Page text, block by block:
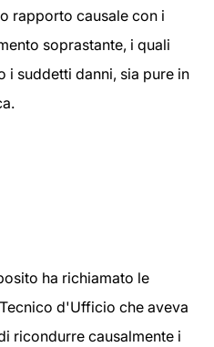
rapporto causale con i
soprastante, i quali
i suddetti danni, sia pure in
ha richiamato le
d'Ufficio che aveva
ricondurre causalmente i